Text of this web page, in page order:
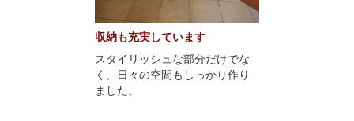
収納も充実しています
スタイリッシュな部分だけでな
く、日々の空間もしっかり作り
ました。